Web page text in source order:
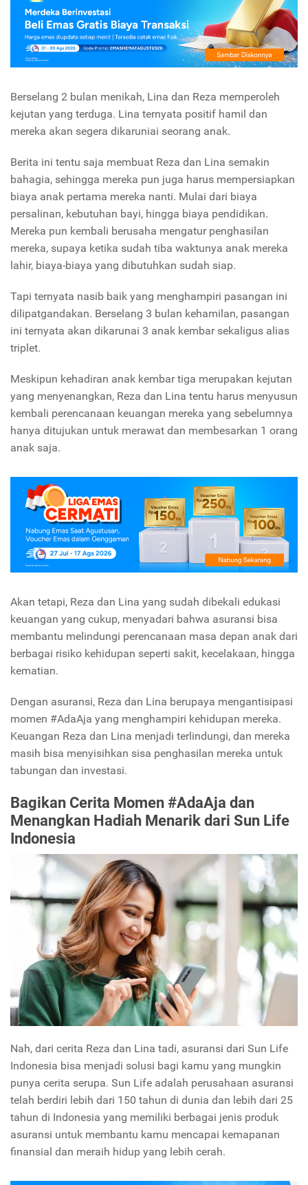
Berselang 2 bulan menikah, Lina dan Reza memperoleh
kejutan yang terduga. Lina ternyata positif hamil dan
mereka akan segera dikaruniai seorang anak.
Berita ini tentu saja membuat Reza dan Lina semakin
bahagia, sehingga mereka pun juga harus mempersiapkan
biaya anak pertama mereka nanti. Mulai dari biaya
persalinan, kebutuhan bayi, hingga biaya pendidikan.
Mereka pun kembali berusaha mengatur penghasilan
mereka, supaya ketika sudah tiba waktunya anak mereka
lahir, biaya-biaya yang dibutuhkan sudah siap.
Tapi ternyata nasib baik yang menghampiri pasangan ini
dilipatgandakan. Berselang 3 bulan kehamilan, pasangan
ini ternyata akan dikarunai 3 anak kembar sekaligus alias
triplet.
Meskipun kehadiran anak kembar tiga merupakan kejutan
yang menyenangkan, Reza dan Lina tentu harus menyusun
kembali perencanaan keuangan mereka yang sebelumnya
hanya ditujukan untuk merawat dan membesarkan 1 orang
anak saja.
Akan tetapi, Reza dan Lina yang sudah dibekali edukasi
keuangan yang cukup, menyadari bahwa asuransi bisa
membantu melindungi perencanaan masa depan anak dari
berbagai risiko kehidupan seperti sakit, kecelakaan, hingga
kematian.
Dengan asuransi, Reza dan Lina berupaya mengantisipasi
momen #AdaAja yang menghampiri kehidupan mereka.
Keuangan Reza dan Lina menjadi terlindungi, dan mereka
masih bisa menyisihkan sisa penghasilan mereka untuk
tabungan dan investasi.
Bagikan Cerita Momen #AdaAja dan
Menangkan Hadiah Menarik dari Sun Life
Indonesia
Nah, dari cerita Reza dan Lina tadi, asuransi dari Sun Life
Indonesia bisa menjadi solusi bagi kamu yang mungkin
punya cerita serupa. Sun Life adalah perusahaan asuransi
telah berdiri lebih dari 150 tahun di dunia dan lebih dari 25
tahun di Indonesia yang memiliki berbagai jenis produk
asuransi untuk membantu kamu mencapai kemapanan
finansial dan meraih hidup yang lebih cerah.